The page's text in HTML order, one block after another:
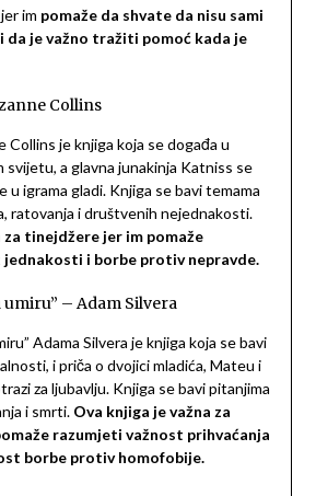
im pomaže da shvate da nisu sami
da je važno tražiti pomoć kada je
Collins
Collins je knjiga koja se događa u
a glavna junakinja Katniss se
u igrama gladi. Knjiga se bavi temama
ratovanja i društvenih nejednakosti.
za tinejdžere jer im pomaže
i borbe protiv nepravde.
– Adam Silvera
Adama Silvera je knjiga koja se bavi
i priča o dvojici mladića, Mateu i
za ljubavlju. Knjiga se bavi pitanjima
i smrti. Ova knjiga je važna za
razumjeti važnost prihvaćanja
borbe protiv homofobije.